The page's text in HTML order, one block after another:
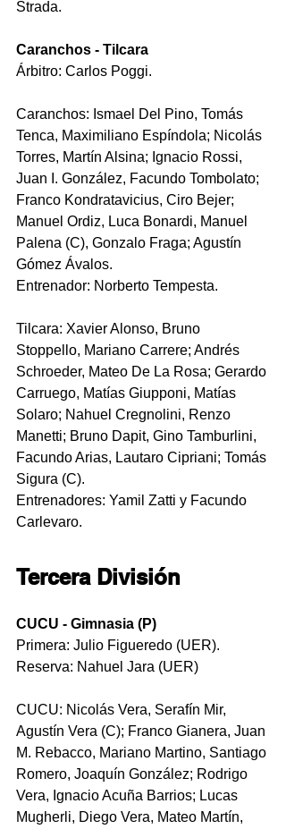
Strada.
Caranchos - Tilcara
Árbitro: Carlos Poggi.
Caranchos: Ismael Del Pino, Tomás
Tenca, Maximiliano Espíndola; Nicolás
Torres, Martín Alsina; Ignacio Rossi,
Juan I. González, Facundo Tombolato;
Franco Kondratavicius, Ciro Bejer;
Manuel Ordiz, Luca Bonardi, Manuel
Palena (C), Gonzalo Fraga; Agustín
Gómez Ávalos.
Entrenador: Norberto Tempesta.
Tilcara: Xavier Alonso, Bruno
Stoppello, Mariano Carrere; Andrés
Schroeder, Mateo De La Rosa; Gerardo
Carruego, Matías Giupponi, Matías
Solaro; Nahuel Cregnolini, Renzo
Manetti; Bruno Dapit, Gino Tamburlini,
Facundo Arias, Lautaro Cipriani; Tomás
Sigura (C).
Entrenadores: Yamil Zatti y Facundo
Carlevaro.
Tercera División
CUCU - Gimnasia (P)
Primera: Julio Figueredo (UER).
Reserva: Nahuel Jara (UER)
CUCU: Nicolás Vera, Serafín Mir,
Agustín Vera (C); Franco Gianera, Juan
M. Rebacco, Mariano Martino, Santiago
Romero, Joaquín González; Rodrigo
Vera, Ignacio Acuña Barrios; Lucas
Mugherli, Diego Vera, Mateo Martín,